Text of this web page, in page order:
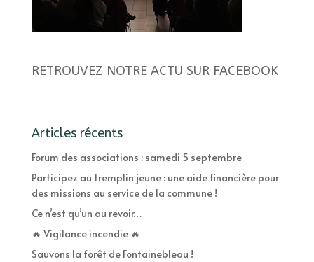
RETROUVEZ NOTRE ACTU SUR FACEBOOK
Articles récents
Forum des associations : samedi 5 septembre
Participez au tremplin jeune : une aide financière pour
des missions au service de la commune !
Ce n’est qu’un au revoir…
🔥 Vigilance incendie 🔥
Sauvons la forêt de Fontainebleau !